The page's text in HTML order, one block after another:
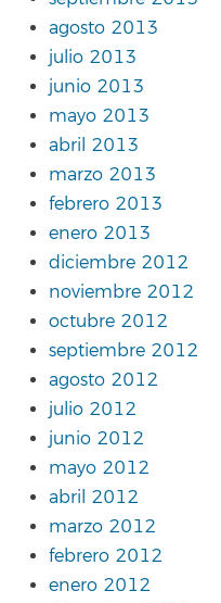
agosto 2013
julio 2013
junio 2013
mayo 2013
abril 2013
marzo 2013
febrero 2013
enero 2013
diciembre 2012
noviembre 2012
octubre 2012
septiembre 2012
agosto 2012
julio 2012
junio 2012
mayo 2012
abril 2012
marzo 2012
febrero 2012
enero 2012